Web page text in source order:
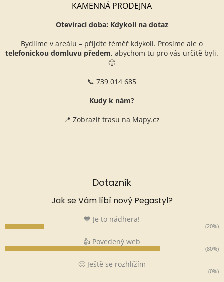
KAMENNÁ PRODEJNA
Otevírací doba: Kdykoli na dotaz
Bydlíme v areálu – přijďte téměř kdykoli. Prosíme ale o
telefonickou domluvu předem, abychom tu pro vás určitě byli.
🙂
📞 739 014 685
Kudy k nám?
📍 Zobrazit trasu na Mapy.cz
Dotazník
Jak se Vám líbí nový Pegastyl?
🧡 Je to nádhera!
(20%)
👍 Povedený web
(80%)
🙂 Ještě se rozhlížím
(0%)